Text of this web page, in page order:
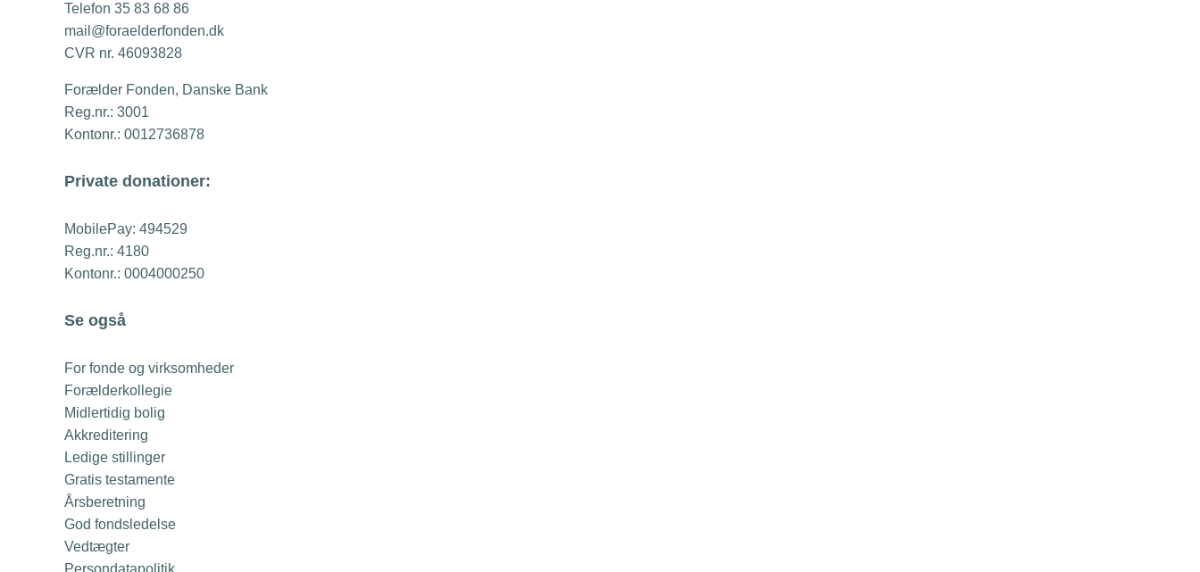
Telefon 35 83 68 86
mail@foraelderfonden.dk
CVR nr. 46093828
Forælder Fonden, Danske Bank
Reg.nr.: 3001
Kontonr.: 0012736878
Private donationer:
MobilePay: 494529
Reg.nr.: 4180
Kontonr.: 0004000250
Se også
For fonde og virksomheder
Forælderkollegie
Midlertidig bolig
Akkreditering
Ledige stillinger
Gratis testamente
Årsberetning
God fondsledelse
Vedtægter